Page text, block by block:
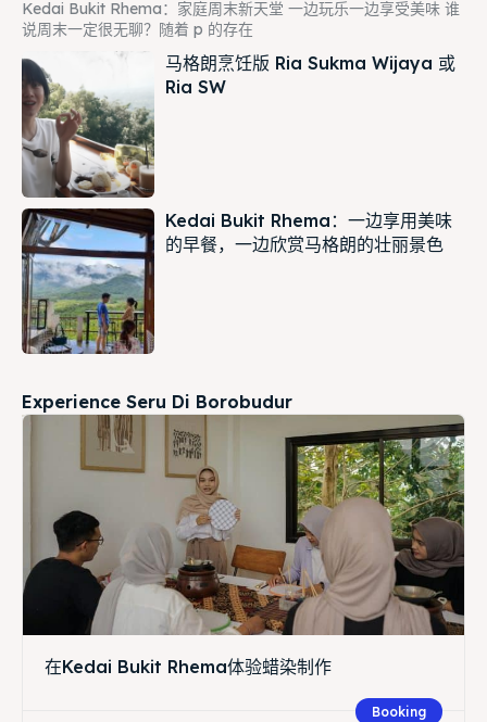
Kedai Bukit Rhema：家庭周末新天堂 一边玩乐一边享受美味 谁
说周末一定很无聊？随着 p 的存在
马格朗烹饪版 Ria Sukma Wijaya 或
Ria SW
Kedai Bukit Rhema：一边享用美味
的早餐，一边欣赏马格朗的壮丽景色
Experience Seru Di Borobudur
在Kedai Bukit Rhema体验蜡染制作
Booking